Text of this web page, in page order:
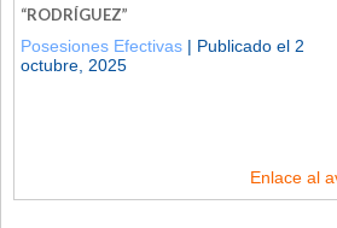
“RODRÍGUEZ”
Posesiones Efectivas | Publicado el 2
octubre, 2025
Enlace al